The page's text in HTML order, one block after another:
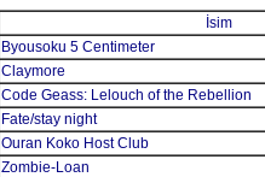
İsim
Byousoku 5 Centimeter
Claymore
Code Geass: Lelouch of the Rebellion
Fate/stay night
Ouran Koko Host Club
Zombie-Loan